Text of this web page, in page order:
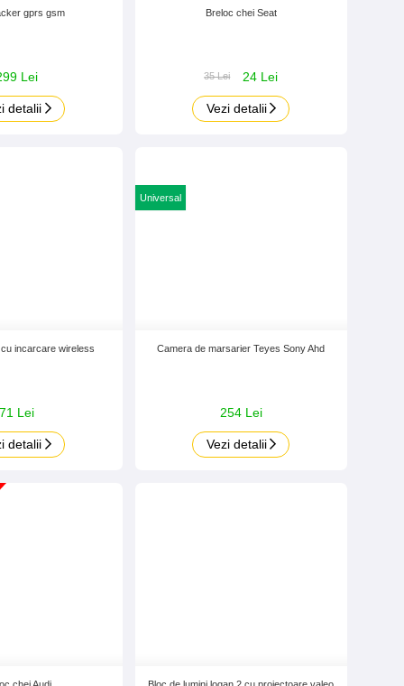
gprs gsm
Lei
detalii
Breloc chei Seat
35 Lei 24 Lei
Vezi detalii
incarcare wireless
Lei
detalii
Universal
Camera de marsarier Teyes Sony Ahd
254 Lei
Vezi detalii